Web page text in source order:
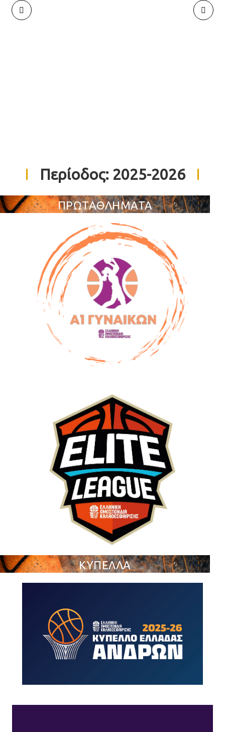
Περίοδος: 2025-2026
ΠΡΩΤΑΘΛΗΜΑΤΑ
ΚΥΠΕΛΛΑ